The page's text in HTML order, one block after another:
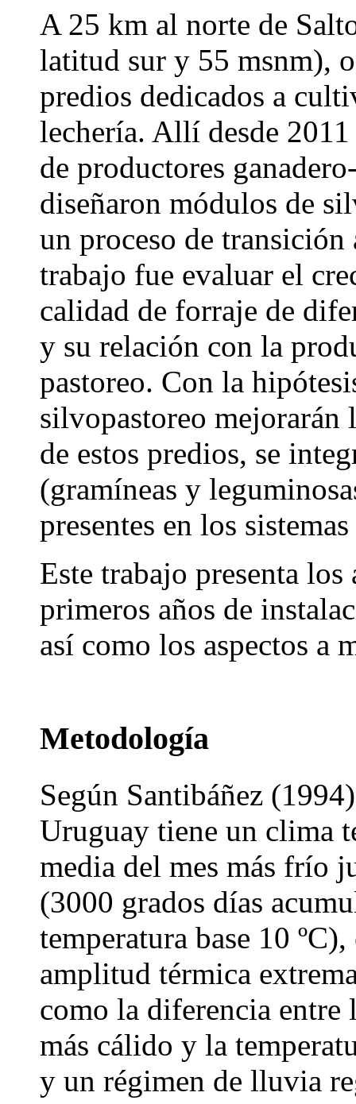
A 25 km al norte de
latitud sur y 55 msnm),
predios dedicados a
lechería. Allí desde
de productores
diseñaron módulos de
un proceso de
trabajo fue evaluar el
calidad de forraje de
y su relación con la
pastoreo. Con la
silvopastoreo
de estos predios, se
(gramíneas y
presentes en los
Este trabajo presenta
primeros años de
así como los aspectos a
Metodología
Según Santibáñez
Uruguay tiene un clima
media del mes más frío
(3000 grados días
temperatura base 10
amplitud térmica
como la diferencia entre
más cálido y la
y un régimen de lluvia